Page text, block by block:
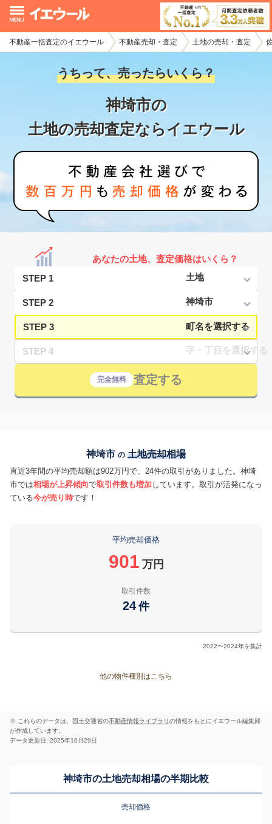
不動産一括査定のイエウール 不動産売却・査定 土地の売却・査定
うちって、売ったらいくら？
神埼市の
土地の売却査定ならイエウール
あなたの土地、査定価格はいくら？
STEP 1
STEP 2
STEP 3
STEP 4
完全無料 査定する
神埼市 の 土地売却相場
直近3年間の平均売却額は902万円で、24件の取引がありました。神埼
市では相場が上昇傾向で取引件数も増加しています。取引が活発になっ
ている今が売り時です！
平均売却価格
901 万円
取引件数
24 件
2022〜2024年を集計
他の物件種別はこちら
※ これらのデータは、国土交通省の不動産情報ライブラリの情報をもとにイエウール編集部
が作成しています。
データ更新日: 2025年10月29日
神埼市の土地売却相場の半期比較
売却価格
イエウール加盟希望の不動産会社様
初めての方へ
不動産の売却・一括査定
家査定シミュレーター
お問い合わせ